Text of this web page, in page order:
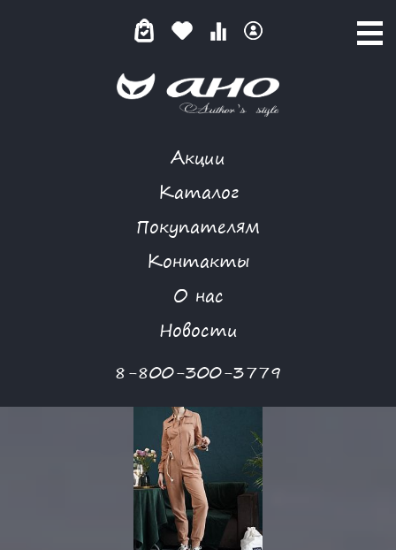
Акции
Каталог
Покупателям
Контакты
О нас
Новости
8-800-300-3779
MORGANNA